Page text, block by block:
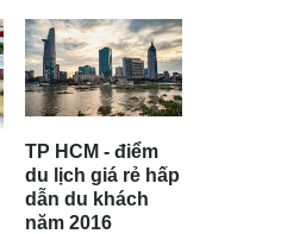
TP HCM - điểm
du lịch giá rẻ hấp
dẫn du khách
năm 2016